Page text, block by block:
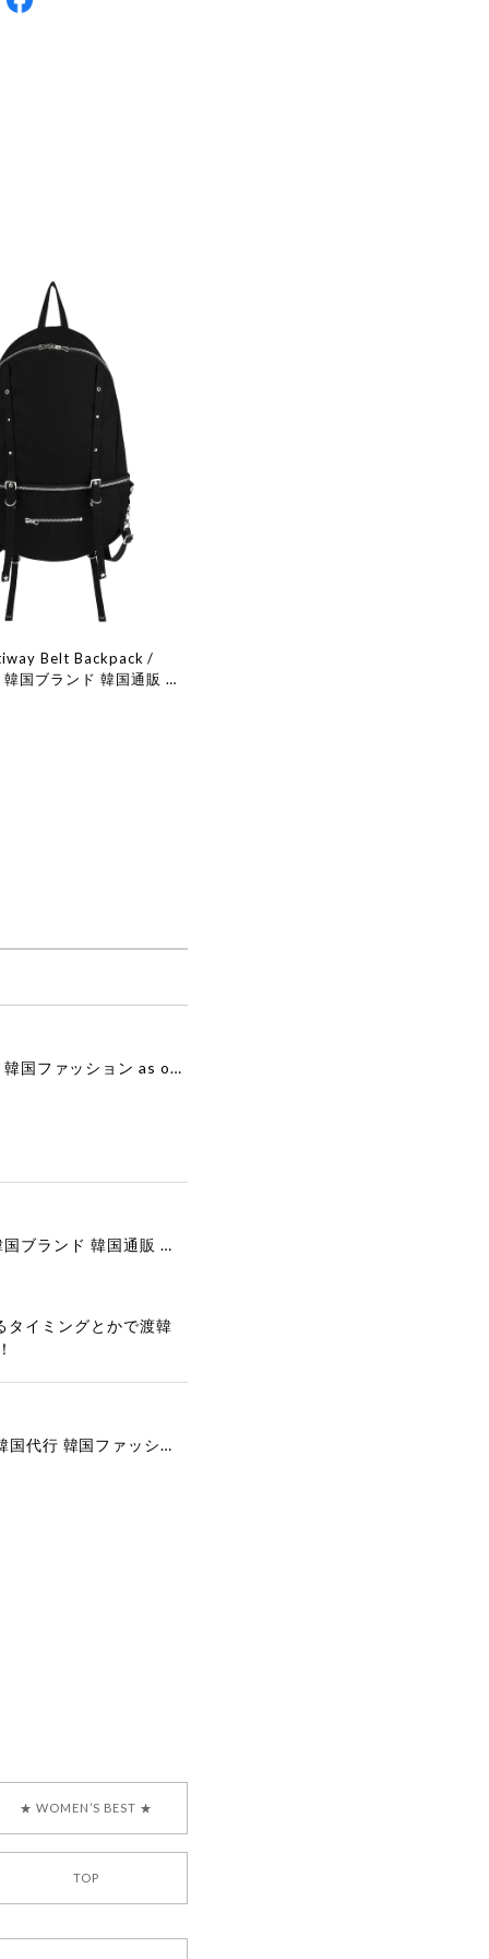
Belt Backpack /
国ブランド 韓国通販 韓
[as”on] BONITA MINI BAG / BLACK 正規品 韓国ブランド 韓国通販 韓国代行 韓国ファッション as on ason エズオン アズオン
[COOR][WOMEN] Faux Suede Three-Button Blazer (Dark Brown) 正規品 韓国ブランド 韓国通販 韓国代行 韓国ファッション クール クーア クアー 日本 店舗
タイミングとかで渡韓
[COYSEIO] COY BUMBLE SNEAKERS GREY 正規品 韓国ブランド 韓国通販 韓国代行 韓国ファッション コイセイオ 日本 店舗
★ WOMEN’S BEST ★
TOP